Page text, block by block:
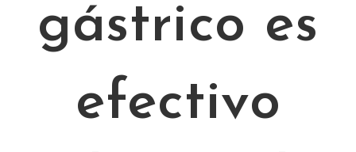
gástrico es
efectivo